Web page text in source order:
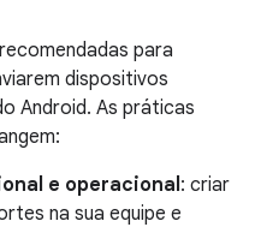
para
dispositivos
Android. As práticas
e operacional: criar
na sua equipe e